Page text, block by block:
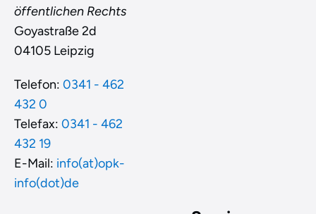
öffentlichen Rechts
Goyastraße 2d
04105 Leipzig
Telefon: 0341 - 462
432 0
Telefax: 0341 - 462
432 19
E-Mail: info(at)opk-
info(dot)de